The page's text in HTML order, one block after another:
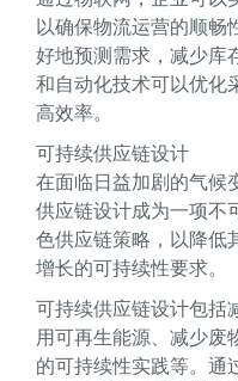
以确保物流运营的顺畅
好地预测需求，减少库
和自动化技术可以优化
高效率。
可持续供应链设计
在面临日益加剧的气候
供应链设计成为一项不
色供应链策略，以降低
增长的可持续性要求。
可持续供应链设计包括
用可再生能源、减少废
的可持续性实践等。通